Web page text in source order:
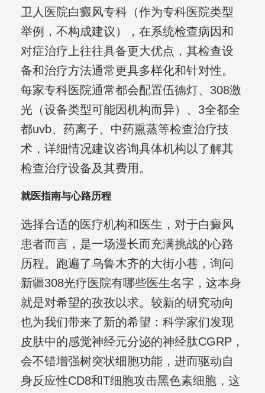
卫人医院白癜风专科（作为专科医院类型
举例，不构成建议），在系统检查病因和
对症治疗上往往具备更大优点，其检查设
备和治疗方法通常更具多样化和针对性。
每家专科医院通常都会配置伍德灯、308激
光（设备类型可能因机构而异）、3全都全
都uvb、药离子、中药熏蒸等检查治疗技
术，详细情况建议咨询具体机构以了解其
检查治疗设备及其费用。
就医指南与心路历程
选择合适的医疗机构和医生，对于白癜风
患者而言，是一场漫长而充满挑战的心路
历程。跑遍了乌鲁木齐的大街小巷，询问
新疆308光疗医院有哪些医生名字，这本身
就是对希望的孜孜以求。较新的研究动向
也为我们带来了新的希望：科学家们发现
皮肤中的感觉神经元分泌的神经肽CGRP，
会不错增强树突状细胞功能，进而驱动自
身反应性CD8和T细胞攻击黑色素细胞，这